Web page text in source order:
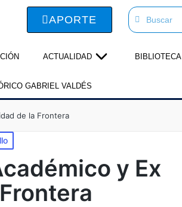
APORTE
ACTUALIDAD BIBLIOTECA
GABRIEL VALDÉS
de la Frontera
y Ex